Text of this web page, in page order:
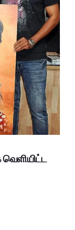
வெளியிட்ட